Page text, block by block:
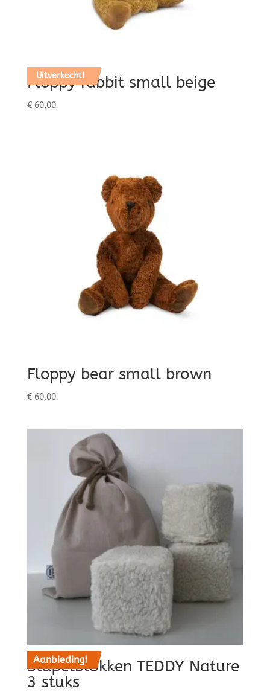
Uitverkocht!
Floppy rabbit small beige
€60,00
Floppy bear small brown
€60,00
Aanbieding!
Stapelblokken TEDDY Nature
3 stuks